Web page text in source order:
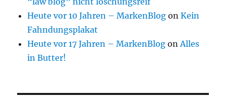
Heute vor 10 Jahren – MarkenBlog onKein
Fahndungsplakat
Heute vor 17 Jahren – MarkenBlog onAlles
in Butter!